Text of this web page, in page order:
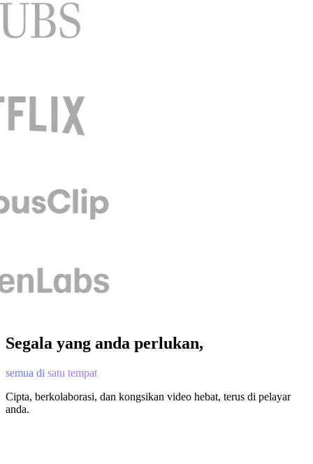
Segala yang anda perlukan,
semua di satu tempat
Cipta, berkolaborasi, dan kongsikan video hebat, terus di pelayar
anda.